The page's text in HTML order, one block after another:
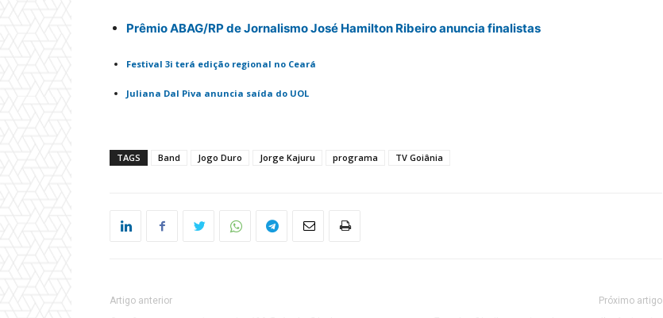
Prêmio ABAG/RP de Jornalismo José Hamilton Ribeiro anuncia finalistas
Festival 3i terá edição regional no Ceará
Juliana Dal Piva anuncia saída do UOL
TAGS Band Jogo Duro Jorge Kajuru programa TV Goiânia
Artigo anterior Próximo artigo